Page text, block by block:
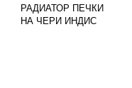
РАДИАТОР ПЕЧКИ
НА ЧЕРИ ИНДИС